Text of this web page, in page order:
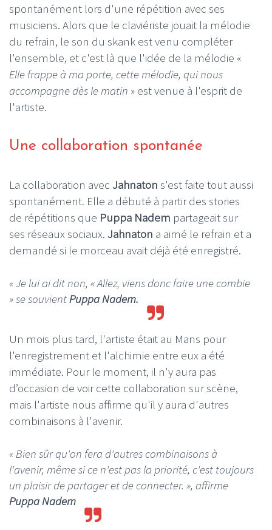
spontanément lors d'une répétition avec ses
musiciens. Alors que le claviériste jouait la mélodie
du refrain, le son du skank est venu compléter
l'ensemble, et c'est là que l'idée de la mélodie «
Elle frappe à ma porte, cette mélodie, qui nous
accompagne dès le matin » est venue à l'esprit de
l'artiste.
Une collaboration spontanée
La collaboration avec Jahnaton s'est faite tout aussi
spontanément. Elle a débuté à partir des stories
de répétitions que Puppa Nadem partageait sur
ses réseaux sociaux. Jahnaton a aimé le refrain et a
demandé si le morceau avait déjà été enregistré.
«Je lui ai dit non, « Allez, viens donc faire une combie
» se souvientPuppa Nadem.
Un mois plus tard, l'artiste était au Mans pour
l'enregistrement et l'alchimie entre eux a été
immédiate. Pour le moment, il n'y aura pas
d’occasion de voir cette collaboration sur scène,
mais l'artiste nous affirme qu'il y aura d'autres
combinaisons à l'avenir.
«Bien sûr qu'on fera d'autres combinaisons à
l'avenir, même si ce n'est pas la priorité, c'est toujours
un plaisir de partager et de connecter. », affirme
Puppa Nadem